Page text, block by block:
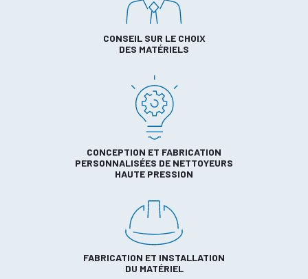
CONSEIL SUR LE CHOIX
DES MATÉRIELS
CONCEPTION ET FABRICATION
PERSONNALISÉES DE NETTOYEURS
HAUTE PRESSION
FABRICATION ET INSTALLATION
DU MATÉRIEL